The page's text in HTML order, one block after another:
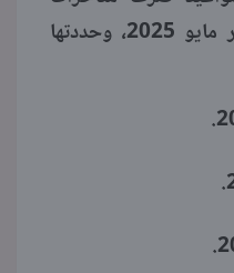
مستحقات العاملين في شهر مايو 2025، وحددتها